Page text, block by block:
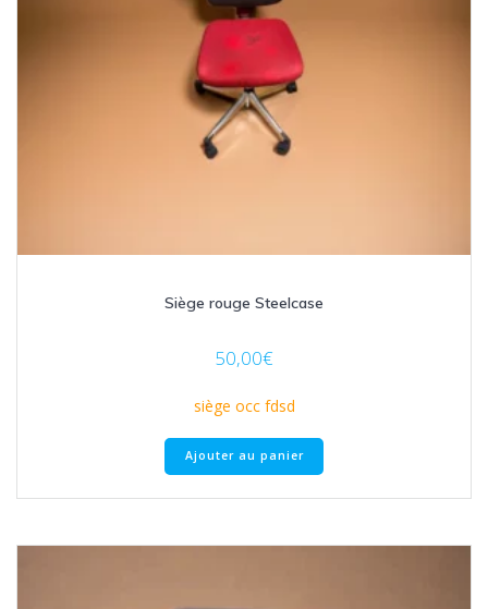
Siège rouge Steelcase
50,00€
siège occ fdsd
Ajouter au panier